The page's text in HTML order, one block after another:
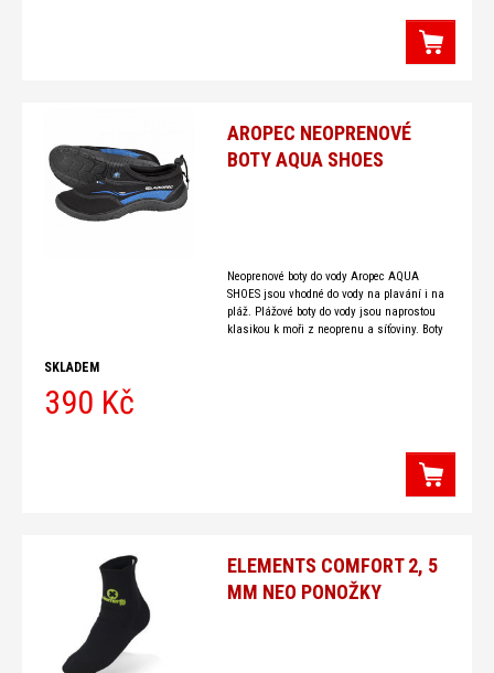
AROPEC NEOPRENOVÉ
BOTY AQUA SHOES
Neoprenové boty do vody Aropec AQUA
SHOES jsou vhodné do vody na plavání i na
pláž. Plážové boty do vody jsou naprostou
klasikou k moři z neoprenu a síťoviny. Boty
SKLADEM
390 Kč
ELEMENTS COMFORT 2, 5
MM NEO PONOŽKY